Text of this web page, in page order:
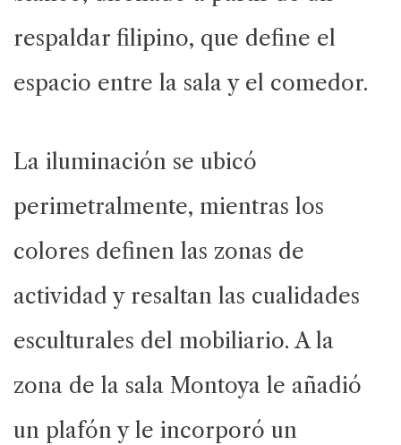
respaldar filipino, que define el
espacio entre la sala y el comedor.
La iluminación se ubicó
perimetralmente, mientras los
colores definen las zonas de
actividad y resaltan las cualidades
esculturales del mobiliario. A la
zona de la sala Montoya le añadió
un plafón y le incorporó un